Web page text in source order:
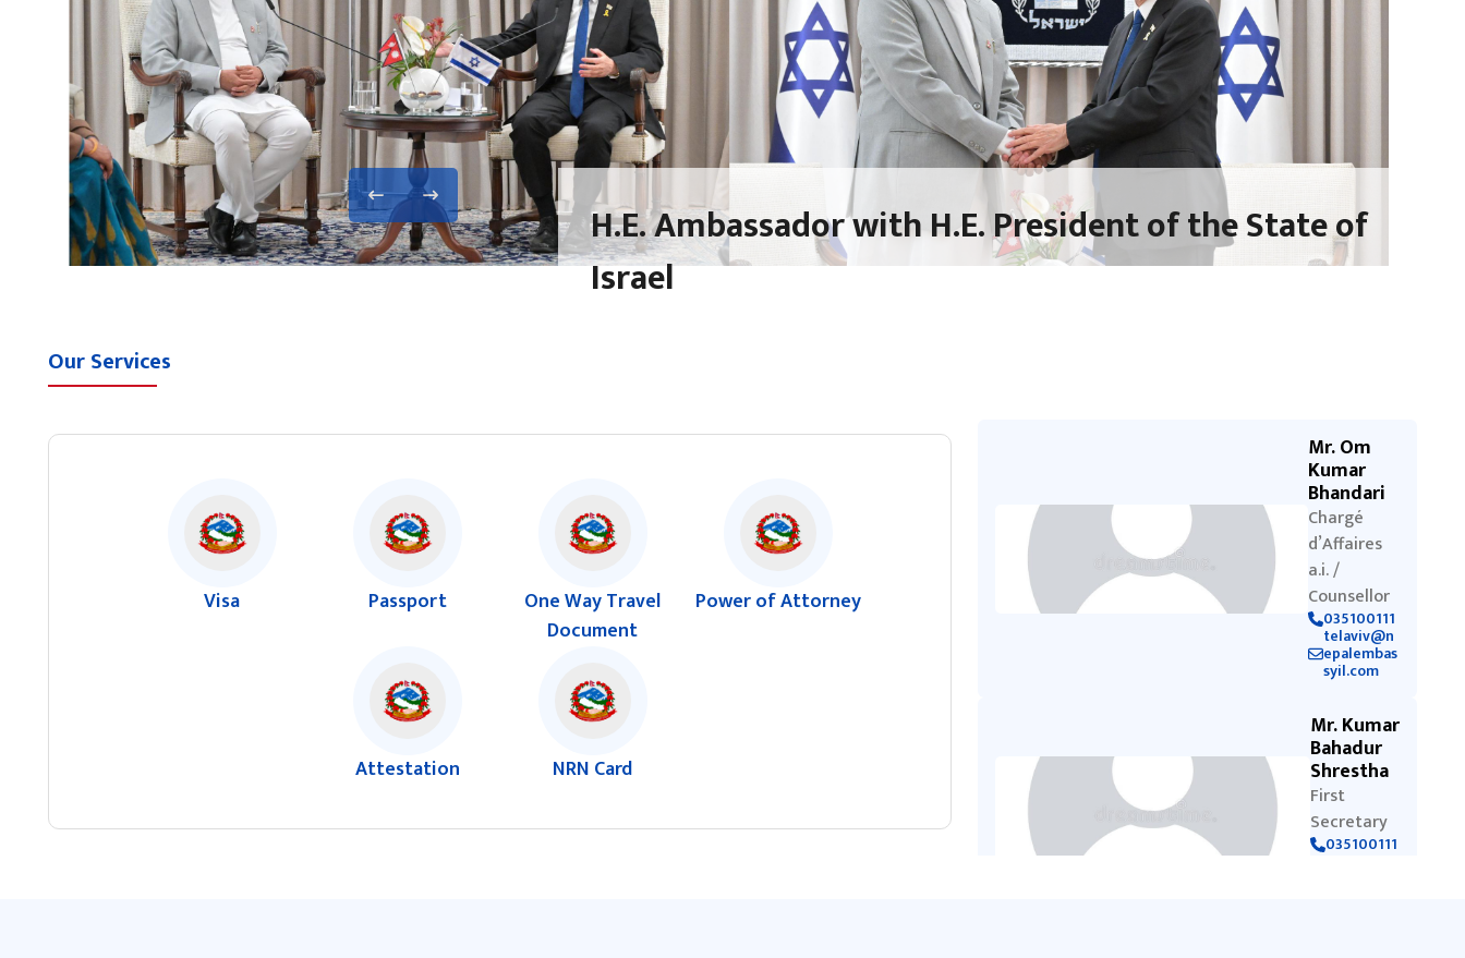
H.E. Ambassador with H.E. President of the State of
Israel
Our Services
Visa Passport
One Way Travel
Document
Power of Attorney
Attestation NRN Card
Mr. Om
Kumar
Bhandari
Chargé
d’Affaires
a.i. /
Counsellor
035100111
telaviv@n
epalembas
syil.com
Mr. Kumar
Bahadur
Shrestha
First
Secretary
035100111